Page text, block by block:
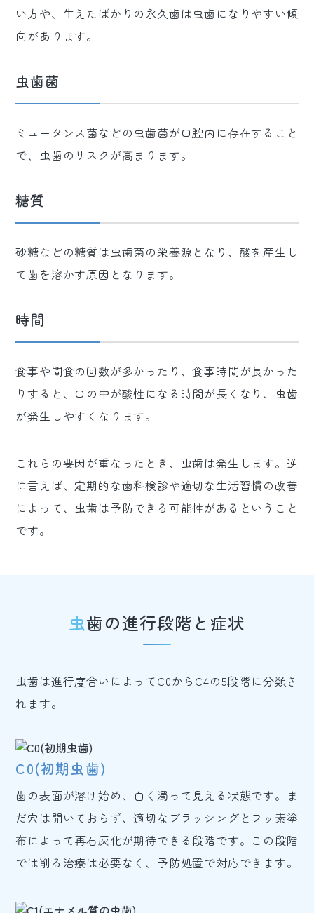
い方や、生えたばかりの永久歯は虫歯になりやすい傾
向があります。
虫歯菌
ミュータンス菌などの虫歯菌が口腔内に存在すること
で、虫歯のリスクが高まります。
糖質
砂糖などの糖質は虫歯菌の栄養源となり、酸を産生し
て歯を溶かす原因となります。
時間
食事や間食の回数が多かったり、食事時間が長かった
りすると、口の中が酸性になる時間が長くなり、虫歯
が発生しやすくなります。
これらの要因が重なったとき、虫歯は発生します。逆
に言えば、定期的な歯科検診や適切な生活習慣の改善
によって、虫歯は予防できる可能性があるということ
です。
虫歯の進行段階と症状
虫歯は進行度合いによってC0からC4の5段階に分類さ
れます。
C0(初期虫歯)
歯の表面が溶け始め、白く濁って見える状態です。ま
だ穴は開いておらず、適切なブラッシングとフッ素塗
布によって再石灰化が期待できる段階です。この段階
では削る治療は必要なく、予防処置で対応できます。